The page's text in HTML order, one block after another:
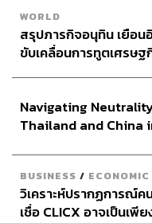
พัฒนาศักยภาพ ‘คน’ ที่
ประเทศชาติให้ก้าวไกลยิ่ง
TAGS: Digital Disruption
Design Thinking
WORLD
สรุปภารกิจอนุทิน เยือน
ขับเคลื่อนการทูตเศรษฐ
Navigating
Thailand and China
BUSINESS / ECONOMIC
วิเคราะห์ปรากฏการณ์
เชื่อ CLICX อาจเป็นเพี